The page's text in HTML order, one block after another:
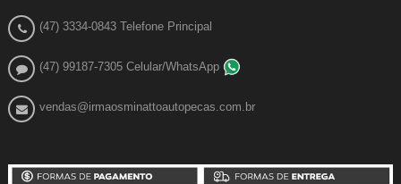
(47) 3334-0843 Telefone Principal
(47) 99187-7305 Celular/WhatsApp
vendas@irmaosminattoautopecas.com.br